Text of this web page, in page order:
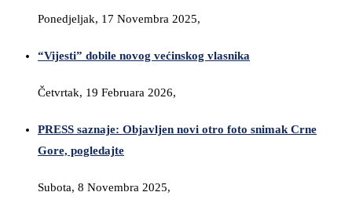
Ponedjeljak, 17 Novembra 2025,
“Vijesti” dobile novog većinskog vlasnika
Četvrtak, 19 Februara 2026,
PRESS saznaje: Objavljen novi otro foto snimak Crne
Gore, pogledajte
Subota, 8 Novembra 2025,